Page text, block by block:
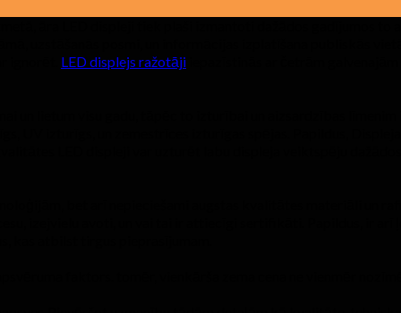
āra LED displeji tiek plaši izmantoti dažādos gadījumos to
uzstāšanās posmi, un informācijas izplatīšana publiskās
ignorēt. LED displejs ražotāji
un lietum visu gadu, tāpēc to izturībai un aizsardzības
UV izturīgs, un zemestrīces izturīgas spējas. Papildus,
LED displeji var uzturēt labu displeja veiktspēju
bet arī nepieciešami augstas kvalitātes materiāli un
izejvielu avoti, un vai tai ir attiecīgi sertifikāti. Papildus, ir arī
kas atbilst tirgus pieprasījumam.
faktors. tomēr, vienkārša zema cena ne vienmēr